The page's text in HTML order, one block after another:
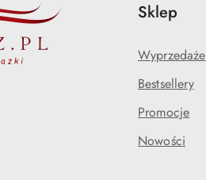
Sklep
Wyprzedaże
Bestsellery
Promocje
Nowości